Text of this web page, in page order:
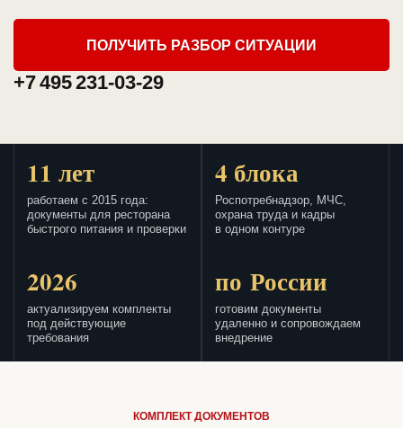
ПОЛУЧИТЬ РАЗБОР СИТУАЦИИ
+7 495 231-03-29
11 лет
работаем с 2015 года:
документы для ресторана
быстрого питания и проверки
4 блока
Роспотребнадзор, МЧС,
охрана труда и кадры
в одном контуре
2026
актуализируем комплекты
под действующие
требования
по России
готовим документы
удаленно и сопровождаем
внедрение
КОМПЛЕКТ ДОКУМЕНТОВ